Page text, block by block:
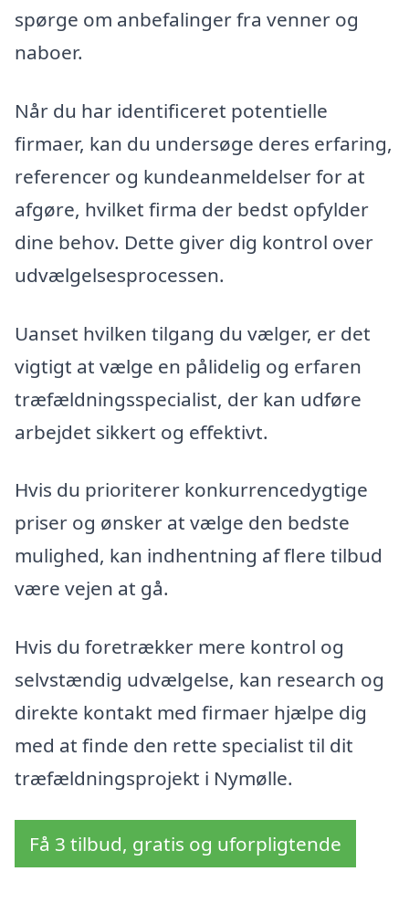
spørge om anbefalinger fra venner og
naboer.
Når du har identificeret potentielle
firmaer, kan du undersøge deres erfaring,
referencer og kundeanmeldelser for at
afgøre, hvilket firma der bedst opfylder
dine behov. Dette giver dig kontrol over
udvælgelsesprocessen.
Uanset hvilken tilgang du vælger, er det
vigtigt at vælge en pålidelig og erfaren
træfældningsspecialist, der kan udføre
arbejdet sikkert og effektivt.
Hvis du prioriterer konkurrencedygtige
priser og ønsker at vælge den bedste
mulighed, kan indhentning af flere tilbud
være vejen at gå.
Hvis du foretrækker mere kontrol og
selvstændig udvælgelse, kan research og
direkte kontakt med firmaer hjælpe dig
med at finde den rette specialist til dit
træfældningsprojekt i Nymølle.
Få 3 tilbud, gratis og uforpligtende